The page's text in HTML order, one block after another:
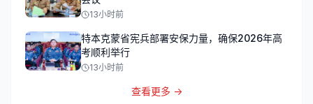
13小时前
特本克蒙省宪兵部署安保力量，确保2026年高
考顺利举行
13小时前
查看更多 →